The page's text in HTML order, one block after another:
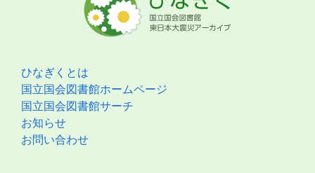
ひなぎくとは
国立国会図書館ホームページ
国立国会図書館サーチ
お知らせ
お問い合わせ